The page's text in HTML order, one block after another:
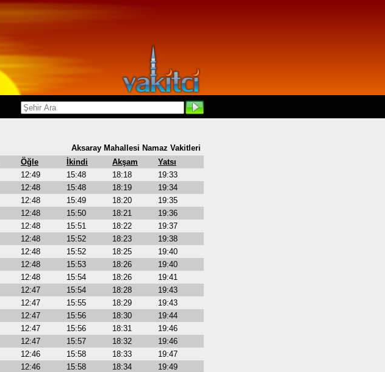
Aksaray Mahallesi Namaz Vakitleri
Öğle İkindi Akşam
Yatsı
12:49 15:48 18:18
19:33
12:48 15:48 18:19
19:34
12:48 15:49 18:20
19:35
12:48 15:50 18:21
19:36
12:48 15:51 18:22
19:37
12:48 15:52 18:23
19:38
12:48 15:52 18:25
19:40
12:48 15:53 18:26
19:40
12:48 15:54 18:26
19:41
12:47 15:54 18:28
19:43
12:47 15:55 18:29
19:43
12:47 15:56 18:30
19:44
12:47 15:56 18:31
19:46
12:47 15:57 18:32
19:46
12:46 15:58 18:33
19:47
12:46 15:58 18:34
19:49